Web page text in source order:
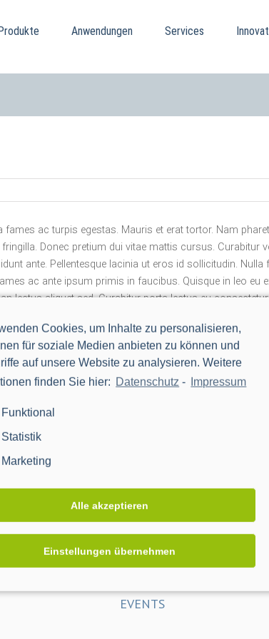
Cookies, um Inhalte zu personalisieren,
für soziale Medien anbieten zu können und
auf unsere Website zu analysieren. Weitere
finden Sie hier: Datenschutz - Impressum
Funktional
Statistik
Marketing
Alle akzeptieren
Einstellungen übernehmen
Anwendungen Services
ac turpis egestas. Mauris et erat tortor. Nam
Donec pretium dui vitae mattis cursus. Curabitur
ante. Pellentesque lacinia ut eros id sollicitudin.
ac ante ipsum primis in faucibus. Quisque in leo eu
lectus aliquet sed. Curabitur porta lectus eu
bibendum ex ac rhoncus. Sed viverra elit a tellus
turpis. Suspendisse facilisis, erat at dignissim
EVENTS